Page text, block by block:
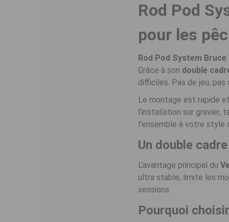
Rod Pod
pour les
Rod Pod System
Grâce à son double
difficiles. Pas de jeu,
Le montage est rapide
l’installation sur gravier,
l’ensemble à votre
Un double
L’avantage principal du
ultra stable, limite les
sessions.
Pourquoi